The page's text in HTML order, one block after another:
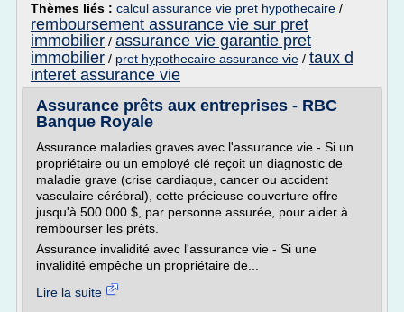
Thèmes liés : calcul assurance vie pret hypothecaire /
remboursement assurance vie sur pret
immobilier / assurance vie garantie pret
immobilier / pret hypothecaire assurance vie / taux d
interet assurance vie
Assurance prêts aux entreprises - RBC
Banque Royale
Assurance maladies graves avec l'assurance vie - Si un
propriétaire ou un employé clé reçoit un diagnostic de
maladie grave (crise cardiaque, cancer ou accident
vasculaire cérébral), cette précieuse couverture offre
jusqu'à 500 000 $, par personne assurée, pour aider à
rembourser les prêts.
Assurance invalidité avec l'assurance vie - Si une
invalidité empêche un propriétaire de...
Lire la suite